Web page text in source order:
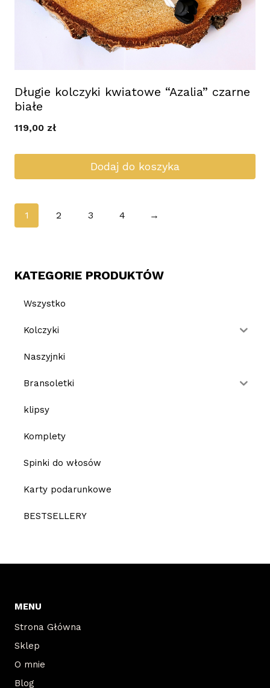
Długie kolczyki kwiatowe “Azalia” czarne
białe
119,00 zł
Dodaj do koszyka
1 2 3 4 →
KATEGORIE PRODUKTÓW
Wszystko
Kolczyki
Naszyjnki
Bransoletki
klipsy
Komplety
Spinki do włosów
Karty podarunkowe
BESTSELLERY
MENU
Strona Główna
Sklep
O mnie
Blog